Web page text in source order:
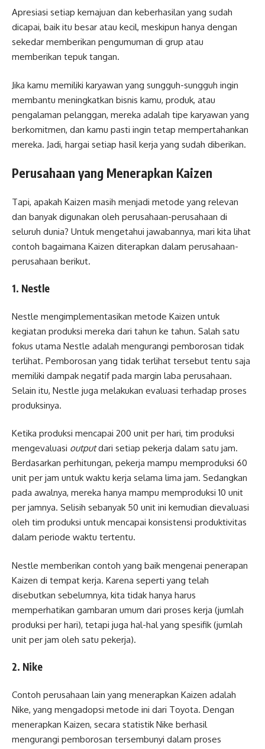
Apresiasi setiap kemajuan dan keberhasilan yang sudah
dicapai, baik itu besar atau kecil, meskipun hanya dengan
sekedar memberikan pengumuman di grup atau
memberikan tepuk tangan.
Jika kamu memiliki karyawan yang sungguh-sungguh ingin
membantu meningkatkan bisnis kamu, produk, atau
pengalaman pelanggan, mereka adalah tipe karyawan yang
berkomitmen, dan kamu pasti ingin tetap mempertahankan
mereka. Jadi, hargai setiap hasil kerja yang sudah diberikan.
Perusahaan yang Menerapkan Kaizen
Tapi, apakah Kaizen masih menjadi metode yang relevan
dan banyak digunakan oleh perusahaan-perusahaan di
seluruh dunia? Untuk mengetahui jawabannya, mari kita lihat
contoh bagaimana Kaizen diterapkan dalam perusahaan-
perusahaan berikut.
1. Nestle
Nestle mengimplementasikan metode Kaizen untuk
kegiatan produksi mereka dari tahun ke tahun. Salah satu
fokus utama Nestle adalah mengurangi pemborosan tidak
terlihat. Pemborosan yang tidak terlihat tersebut tentu saja
memiliki dampak negatif pada margin laba perusahaan.
Selain itu, Nestle juga melakukan evaluasi terhadap proses
produksinya.
Ketika produksi mencapai 200 unit per hari, tim produksi
mengevaluasi outputdari setiap pekerja dalam satu jam.
Berdasarkan perhitungan, pekerja mampu memproduksi 60
unit per jam untuk waktu kerja selama lima jam. Sedangkan
pada awalnya, mereka hanya mampu memproduksi 10 unit
per jamnya. Selisih sebanyak 50 unit ini kemudian dievaluasi
oleh tim produksi untuk mencapai konsistensi produktivitas
dalam periode waktu tertentu.
Nestle memberikan contoh yang baik mengenai penerapan
Kaizen di tempat kerja. Karena seperti yang telah
disebutkan sebelumnya, kita tidak hanya harus
memperhatikan gambaran umum dari proses kerja (jumlah
produksi per hari), tetapi juga hal-hal yang spesifik (jumlah
unit per jam oleh satu pekerja).
2. Nike
Contoh perusahaan lain yang menerapkan Kaizen adalah
Nike, yang mengadopsi metode ini dari Toyota. Dengan
menerapkan Kaizen, secara statistik Nike berhasil
mengurangi pemborosan tersembunyi dalam proses